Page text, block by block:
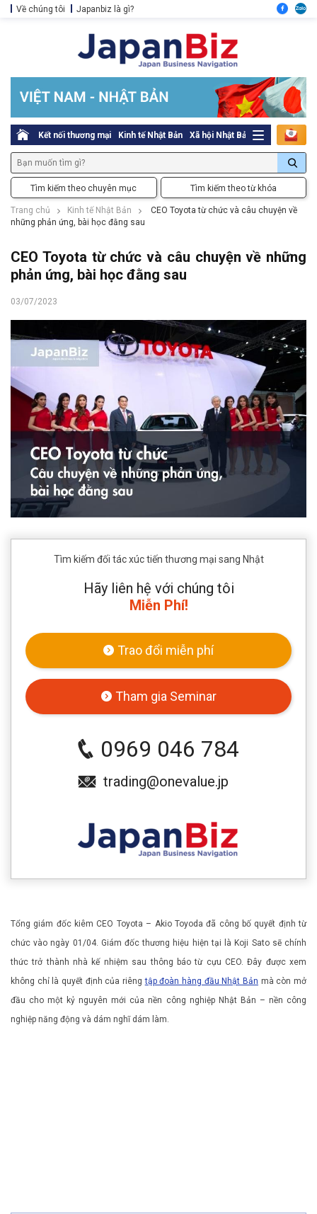
Về chúng tôi Japanbiz là gì?
Kết nối thương mại Kinh tế Nhật Bản Xã hội Nhật Bản Thủ tục pháp
Tìm kiếm theo chuyên mục Tìm kiếm theo từ khóa
Trang chủ Kinh tế Nhật Bản
CEO Toyota từ chức và câu chuyện về
những phản ứng, bài học đằng sau
CEO Toyota từ chức và câu chuyện về những
phản ứng, bài học đằng sau
03/07/2023
Tìm kiếm đối tác xúc tiến thương mại sang Nhật
Hãy liên hệ với chúng tôi
Miễn Phí!
Trao đổi miễn phí
Tham gia Seminar
0969 046 784
trading@onevalue.jp
Tổng giám đốc kiêm CEO Toyota – Akio Toyoda đã công bố quyết định từ
chức vào ngày 01/04. Giám đốc thương hiệu hiện tại là Koji Sato sẽ chính
thức trở thành nhà kế nhiệm sau thông báo từ cựu CEO. Đây được xem
không chỉ là quyết định của riêngtập đoàn hàng đầu Nhật Bản mà còn mở
đầu cho một kỷ nguyên mới của nền công nghiệp Nhật Bản – nền công
nghiệp năng động và dám nghĩ dám làm.